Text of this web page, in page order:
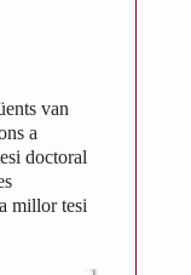
van
a
doctoral
millor tesi